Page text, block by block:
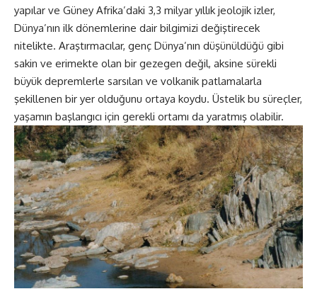
yapılar ve Güney Afrika’daki 3,3 milyar yıllık jeolojik izler,
Dünya’nın ilk dönemlerine dair bilgimizi değiştirecek
nitelikte. Araştırmacılar, genç Dünya’nın düşünüldüğü gibi
sakin ve erimekte olan bir gezegen değil, aksine sürekli
büyük depremlerle sarsılan ve volkanik patlamalarla
şekillenen bir yer olduğunu ortaya koydu. Üstelik bu süreçler,
yaşamın başlangıcı için gerekli ortamı da yaratmış olabilir.